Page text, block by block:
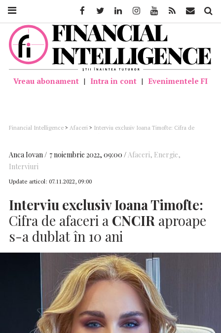
Vreau abonament | Intra in cont | Evenimentele FI
Financial Intelligence > Afaceri > Interviu exclusiv Ioana Timofte: Cifra de
Anca Iovan 7 noiembrie 2022, 09:00 Afaceri, Energie,
Interviuri
Update articol: 07.11.2022, 09:00
Interviu exclusiv Ioana Timofte:
Cifra de afaceri aCNCIRaproape
s-a dublat în 10 ani
FacebookTwitter LinkedinInstagramYoutube Feed Mail